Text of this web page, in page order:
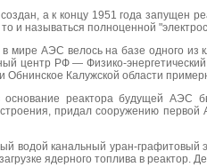
а к концу 1951 года запущен
и называться полноценной
мире АЭС велось на базе одного
центр РФ — Физико-
Обнинское Калужской области
основание реактора будущей АЭС
придал сооружению
водой канальный уран-графитовый
ядерного топлива в